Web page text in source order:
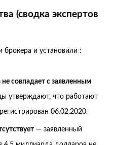
(сводка экспертов
брокера и установили :
совпадает с заявленным
утверждают, что работают
06.02.2020.
— заявленный